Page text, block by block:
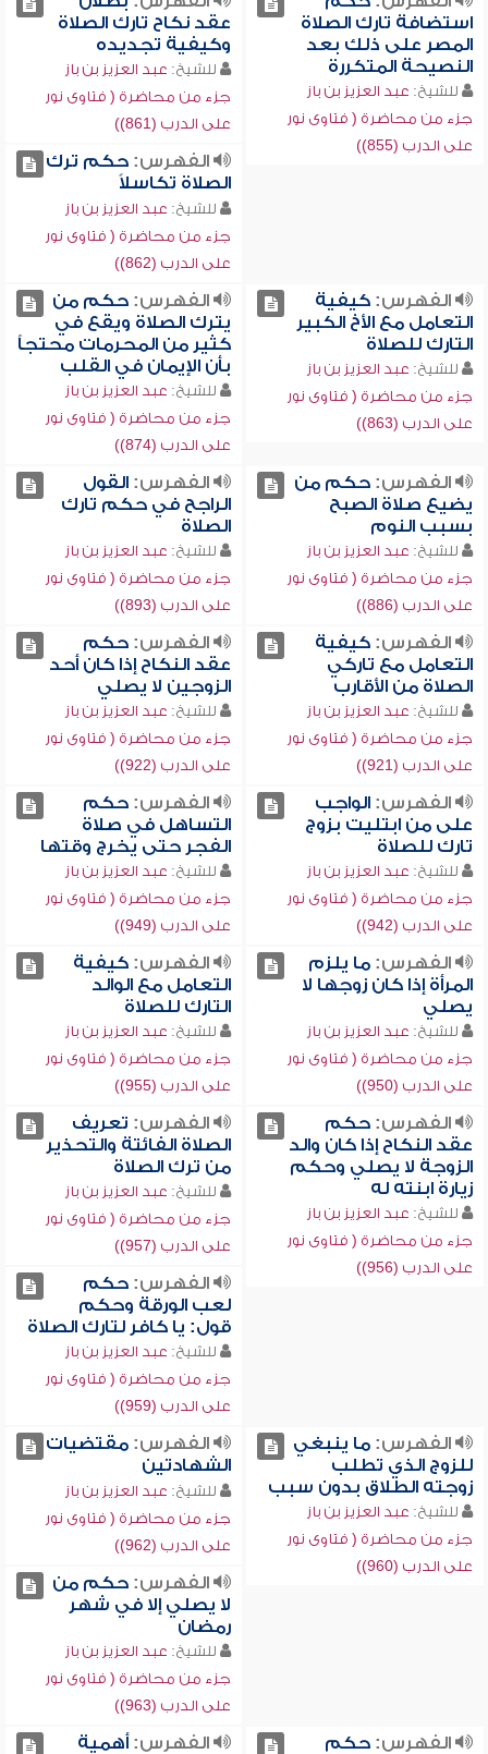
استضافة تارك الصلاة
المصر على ذلك بعد
النصيحة المتكررة
للشيخ: عبد العزيز بن باز
جزء من محاضرة ( فتاوى نور
على الدرب (855))
عقد نكاح تارك الصلاة
وكيفية تجديده
للشيخ: عبد العزيز بن باز
جزء من محاضرة ( فتاوى نور
على الدرب (861))
الفهرس:حكم ترك
الصلاة تكاسلاً
للشيخ: عبد العزيز بن باز
جزء من محاضرة ( فتاوى نور
على الدرب (862))
الفهرس:كيفية
التعامل مع الأخ الكبير
التارك للصلاة
للشيخ: عبد العزيز بن باز
جزء من محاضرة ( فتاوى نور
على الدرب (863))
الفهرس:حكم من
يترك الصلاة ويقع في
كثير من المحرمات محتجاً
بأن الإيمان في القلب
للشيخ: عبد العزيز بن باز
جزء من محاضرة ( فتاوى نور
على الدرب (874))
الفهرس:حكم من
يضيع صلاة الصبح
بسبب النوم
للشيخ: عبد العزيز بن باز
جزء من محاضرة ( فتاوى نور
على الدرب (886))
الفهرس:القول
الراجح في حكم تارك
الصلاة
للشيخ: عبد العزيز بن باز
جزء من محاضرة ( فتاوى نور
على الدرب (893))
الفهرس:كيفية
التعامل مع تاركي
الصلاة من الأقارب
للشيخ: عبد العزيز بن باز
جزء من محاضرة ( فتاوى نور
على الدرب (921))
الفهرس:حكم
عقد النكاح إذا كان أحد
الزوجين لا يصلي
للشيخ: عبد العزيز بن باز
جزء من محاضرة ( فتاوى نور
على الدرب (922))
الفهرس:الواجب
على من ابتليت بزوج
تارك للصلاة
للشيخ: عبد العزيز بن باز
جزء من محاضرة ( فتاوى نور
على الدرب (942))
الفهرس:حكم
التساهل في صلاة
الفجر حتى يخرج وقتها
للشيخ: عبد العزيز بن باز
جزء من محاضرة ( فتاوى نور
على الدرب (949))
الفهرس:ما يلزم
المرأة إذا كان زوجها لا
يصلي
للشيخ: عبد العزيز بن باز
جزء من محاضرة ( فتاوى نور
على الدرب (950))
الفهرس:كيفية
التعامل مع الوالد
التارك للصلاة
للشيخ: عبد العزيز بن باز
جزء من محاضرة ( فتاوى نور
على الدرب (955))
الفهرس:حكم
عقد النكاح إذا كان والد
الزوجة لا يصلي وحكم
زيارة ابنته له
للشيخ: عبد العزيز بن باز
جزء من محاضرة ( فتاوى نور
على الدرب (956))
الفهرس: تعريف
الصلاة الفائتة والتحذير
من ترك الصلاة
للشيخ: عبد العزيز بن باز
جزء من محاضرة ( فتاوى نور
على الدرب (957))
الفهرس:حكم
لعب الورقة وحكم
قول: يا كافر لتارك الصلاة
للشيخ: عبد العزيز بن باز
جزء من محاضرة ( فتاوى نور
على الدرب (959))
الفهرس:ما ينبغي
للزوج الذي تطلب
زوجته الطلاق بدون سبب
للشيخ: عبد العزيز بن باز
جزء من محاضرة ( فتاوى نور
على الدرب (960))
الفهرس:مقتضيات
الشهادتين
للشيخ: عبد العزيز بن باز
جزء من محاضرة ( فتاوى نور
على الدرب (962))
الفهرس:حكم من
لا يصلي إلا في شهر
رمضان
للشيخ: عبد العزيز بن باز
جزء من محاضرة ( فتاوى نور
على الدرب (963))
الفهرس:حكم
الفهرس:أهمية